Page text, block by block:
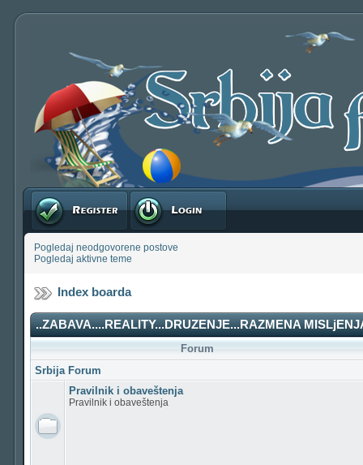
Registruj se Prijavite se
Pogledaj neodgovorene postove
Pogledaj aktivne teme
Index boarda
..ZABAVA....REALITY...DRUZENJE...RAZMENA
Forum
Srbija Forum
Pravilnik i obaveštenja
Pravilnik i obaveštenja